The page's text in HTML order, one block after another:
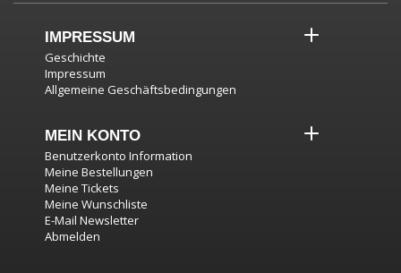
IMPRESSUM
Geschichte
Impressum
Allgemeine Geschäftsbedingungen
MEIN KONTO
Benutzerkonto Information
Meine Bestellungen
Meine Tickets
Meine Wunschliste
E-Mail Newsletter
Abmelden